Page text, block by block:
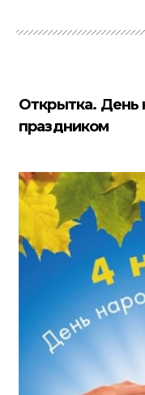
Открытка. День
праздником